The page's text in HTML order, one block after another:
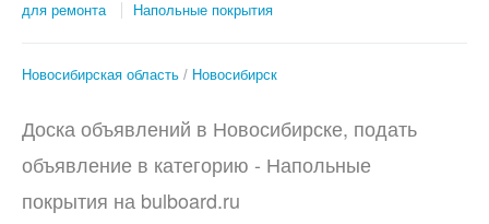
для ремонта
Напольные покрытия
Новосибирская область Новосибирск
Доска объявлений в Новосибирске, подать
объявление в категорию - Напольные
покрытия на bulboard.ru